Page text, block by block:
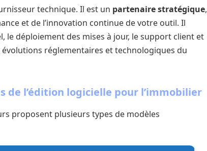
technique. Il est un partenaire stratégique,
et de l’innovation continue de votre outil. Il
le déploiement des mises à jour, le support client et
réglementaires et technologiques du
de l’édition logicielle pour l’immobilier
proposent plusieurs types de modèles